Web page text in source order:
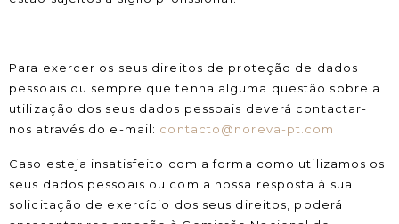
Para exercer os seus direitos de proteção de dados
pessoais ou sempre que tenha alguma questão sobre a
utilização dos seus dados pessoais deverá contactar-
nos através do e-mail: contacto@noreva-pt.com
Caso esteja insatisfeito com a forma como utilizamos os
seus dados pessoais ou com a nossa resposta à sua
solicitação de exercício dos seus direitos, poderá